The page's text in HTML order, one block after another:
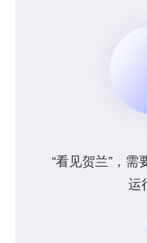
“看见贺兰”，需
运